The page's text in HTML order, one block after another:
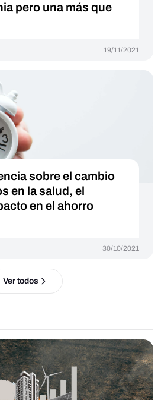
pero una más que
19/11/2021
sobre el cambio
en la salud, el
en el ahorro
30/10/2021
Ver todos